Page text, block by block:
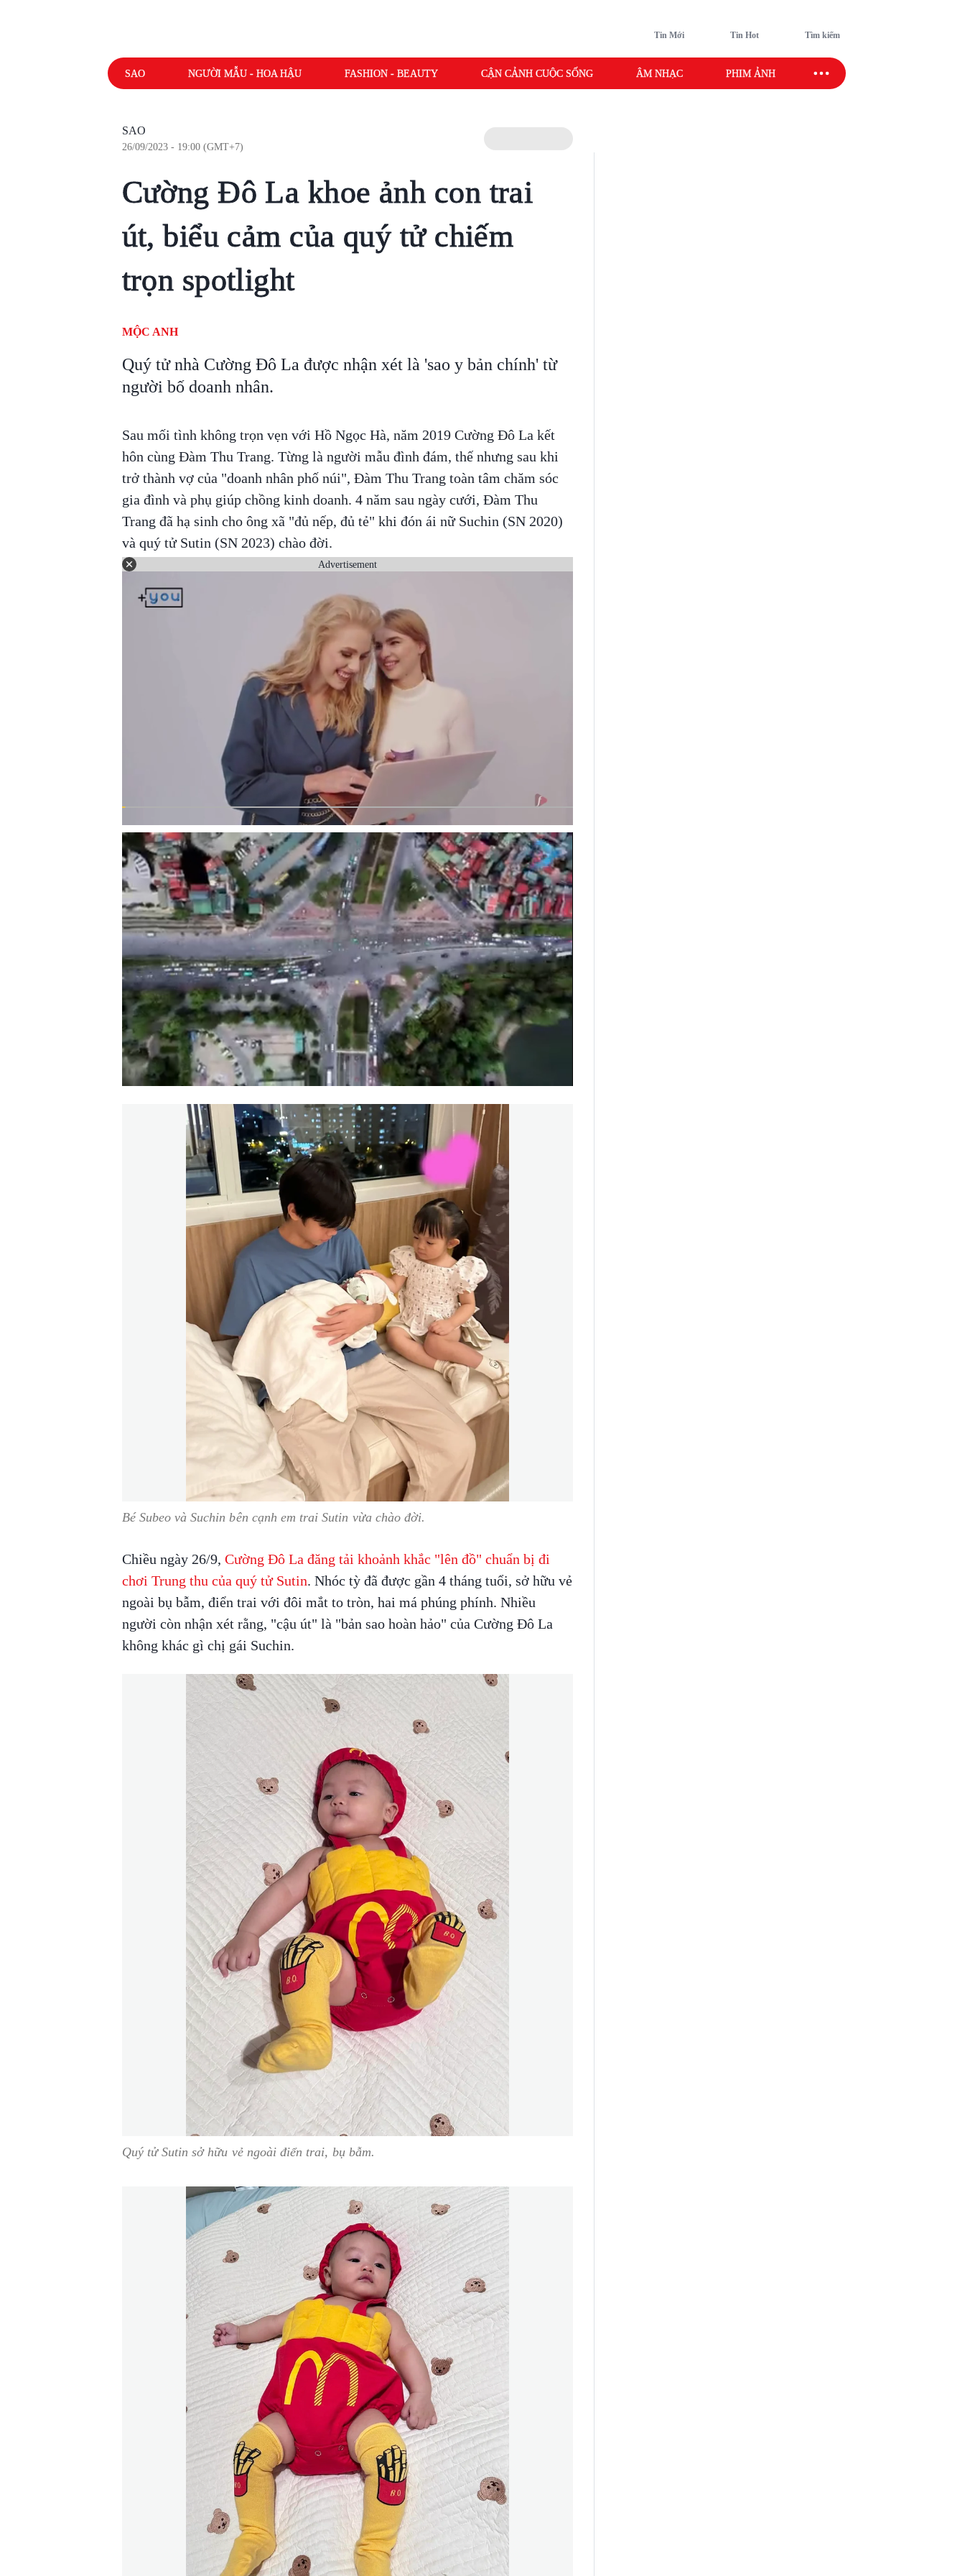
Tin Mới Tin Hot Tìm kiếm
SAO NGƯỜI MẪU - HOA HẬU FASHION - BEAUTY CẬN CẢNH CUỘC SỐNG ÂM NHẠC PHIM ẢNH SAO SPORT
SAO
26/09/2023 - 19:00 (GMT+7)
Cường Đô La khoe ảnh con trai
út, biểu cảm của quý tử chiếm
trọn spotlight
MỘC ANH
Quý tử nhà Cường Đô La được nhận xét là 'sao y bản chính' từ
người bố doanh nhân.
Sau mối tình không trọn vẹn với Hồ Ngọc Hà, năm 2019 Cường Đô La kết
hôn cùng Đàm Thu Trang. Từng là người mẫu đình đám, thế nhưng sau khi
trở thành vợ của "doanh nhân phố núi", Đàm Thu Trang toàn tâm chăm sóc
gia đình và phụ giúp chồng kinh doanh. 4 năm sau ngày cưới, Đàm Thu
Trang đã hạ sinh cho ông xã "đủ nếp, đủ tẻ" khi đón ái nữ Suchin (SN 2020)
và quý tử Sutin (SN 2023) chào đời.
Advertisement
Bé Subeo và Suchin bên cạnh em trai Sutin vừa chào đời.
Chiều ngày 26/9, Cường Đô La đăng tải khoảnh khắc "lên đồ" chuẩn bị đi
chơi Trung thu của quý tử Sutin. Nhóc tỳ đã được gần 4 tháng tuổi, sở hữu vẻ
ngoài bụ bẫm, điển trai với đôi mắt to tròn, hai má phúng phính. Nhiều
người còn nhận xét rằng, "cậu út" là "bản sao hoàn hảo" của Cường Đô La
không khác gì chị gái Suchin.
Quý tử Sutin sở hữu vẻ ngoài điển trai, bụ bẫm.